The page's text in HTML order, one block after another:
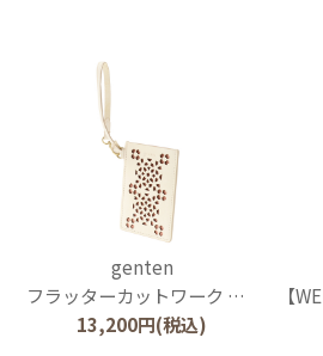
genten
フラッターカットワーク パスケース
13,200円(税込)
【WEB